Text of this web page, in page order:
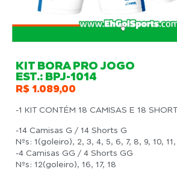
KIT BORA PRO JOGO
EST.: BPJ-1014
R$ 1.089,00
-1 KIT CONTÉM 18 CAMISAS E 18
-14 Camisas G / 14 Shorts G
Nºs: 1(goleiro), 2, 3, 4, 5, 6, 7, 8, 9, 10, 11,
-4 Camisas GG / 4 Shorts GG
Nºs: 12(goleiro), 16, 17, 18